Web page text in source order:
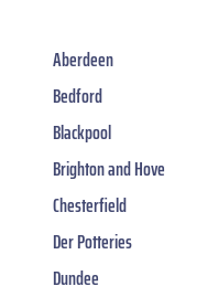
Aberdeen
Bedford
Blackpool
Brighton and Hove
Chesterfield
Der Potteries
Dundee